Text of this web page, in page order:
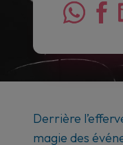
Derrière
magie des